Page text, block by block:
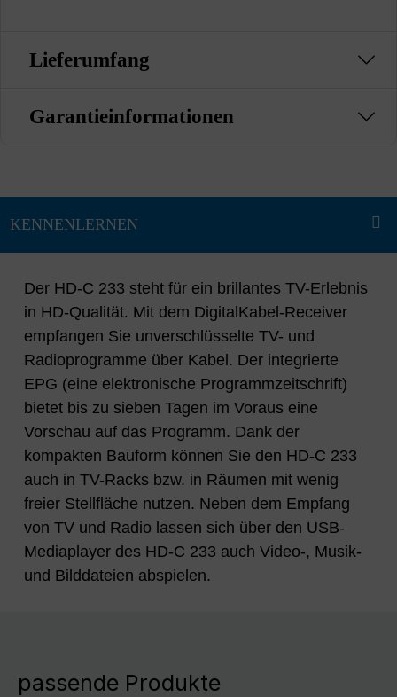
Lieferumfang
Garantieinformationen
Der HD-C 233 steht für ein brillantes TV-Erlebnis
in HD-Qualität. Mit dem DigitalKabel-Receiver
empfangen Sie unverschlüsselte TV- und
Radioprogramme über Kabel. Der integrierte
EPG (eine elektronische Programmzeitschrift)
bietet bis zu sieben Tagen im Voraus eine
Vorschau auf das Programm. Dank der
kompakten Bauform können Sie den HD-C 233
auch in TV-Racks bzw. in Räumen mit wenig
freier Stellfläche nutzen. Neben dem Empfang
von TV und Radio lassen sich über den USB-
Mediaplayer des HD-C 233 auch Video-, Musik-
und Bilddateien abspielen.
passende Produkte